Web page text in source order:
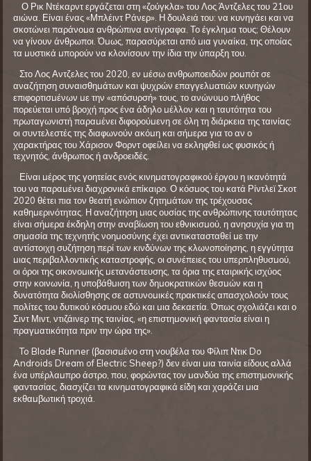
Ο Ρικ Ντέκαρντ εργάζεται στη «ζούγκλα» του Λος Άντζελες του 21ου
αιώνα. Είναι ένας «Μπλέιντ Ράνερ». Η δουλειά του: να κυνηγάει και να
σκοτώνει παράνομα ανθρώπινα αντίγραφα. Το έγκλημα τους; Θέλουν
να γίνουν άνθρωποι. Όμως, παρασύρεται από μια γυναίκα, της οποίας
τα μυστικά μπορούν να κλονίσουν την ίδια την ύπαρξη του.
Στο Λος Αντζελες του 2020, εν μέσω ανθρωποειδών ρομπότ σε
αναζήτηση συναισθημάτων και ψυχρών επαγγελματιών κυνηγών
επιφορτισμένων με την «απόσυρσή» τους, το ανώνυμο πλήθος
πορεύεται υπό βροχή προς ένα άδηλο μέλλον και η ταυτότητα του
πρωταγωνιστή παραμένει διφορούμενη σε όλη τη διάρκεια της ταινίας:
οι συντελεστές της διαφωνούν ακόμη και σήμερα για το αν ο
χαρακτήρας του Χάρισον Φορντ οφείλει να εκληφθεί ως φυσικός ή
τεχνητός, άνθρωπος ή ανδροειδές.
Είναι μέρος της γοητείας ενός κινηματογραφικού έργου η ικανότητά
του να παραμένει διαχρονικά επίκαιρο. Ο κόσμος του κατά Ρίντλεϊ Σκοτ
2020 θέτει πια τον θεατή ενώπιον ζητημάτων της τρέχουσας
καθημερινότητας. Η αναζήτηση μιας ουσίας της ανθρώπινης ταυτότητας
είναι σήμερα έκδηλη στην αναβίωση του εθνικισμού, η ανησυχία για τη
σημασία της τεχνητής νοημοσύνης έχει αντικατασταθεί με την
αντίστοιχη συζήτηση περί των κινδύνων της κλωνοποίησης, η εγγύτητα
μιας περιβαλλοντικής καταστροφής, οι συνέπειες του υπερπληθυσμού,
οι όροι της οικονομικής μετανάστευσης, τα όρια της εταιρικής ισχύος
στην κοινωνία, η υποβάθμιση των δημοκρατικών θεσμών και η
δυνατότητα διολίσθησης σε αστυνομικές πρακτικές απασχολούν τους
πολίτες του δυτικού κόσμου εδώ και μια δεκαετία. Όπως σχολιάζει και ο
Σιντ Μιντ, ντιζάινερ της ταινίας, «η επιστημονική φαντασία είναι η
πραγματικότητα πριν την ώρα της».
To Blade Runner (βασισμένο στη νουβέλα του Φίλιπ Ντικ Do
Androids Dream of Electric Sheep?) δεν είναι μια ταινία είδους αλλά
ένα υπέρλαμπρο άστρο, που, φορώντας τον μανδύα της επι­στημονικής
φαντασίας, διασχίζει τα κινηματογραφικά είδη και χαράζει μια
εκθαμβωτική τροχιά.